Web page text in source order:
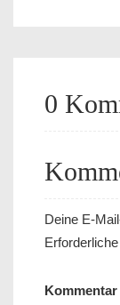
0
Deine E-
Kommentar